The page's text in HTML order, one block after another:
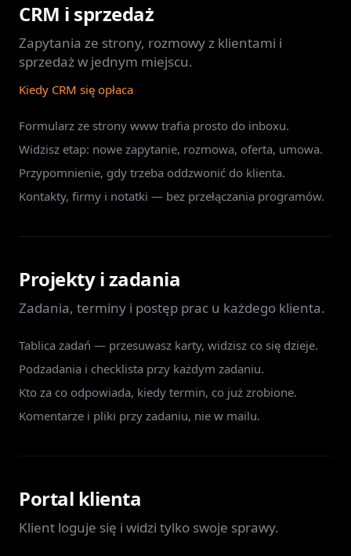
CRM i sprzedaż
Zapytania ze strony, rozmowy z klientami i
sprzedaż w jednym miejscu.
Kiedy CRM się opłaca
Formularz ze strony www trafia prosto do inboxu.
Widzisz etap: nowe zapytanie, rozmowa, oferta, umowa.
Przypomnienie, gdy trzeba oddzwonić do klienta.
Kontakty, firmy i notatki — bez przełączania programów.
Projekty i zadania
Zadania, terminy i postęp prac u każdego klienta.
Tablica zadań — przesuwasz karty, widzisz co się dzieje.
Podzadania i checklista przy każdym zadaniu.
Kto za co odpowiada, kiedy termin, co już zrobione.
Komentarze i pliki przy zadaniu, nie w mailu.
Portal klienta
Klient loguje się i widzi tylko swoje sprawy.